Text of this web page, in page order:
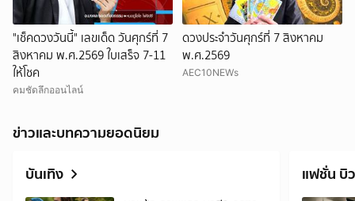
"เช็คดวงวันนี้" เลขเด็ด วันศุกร์ที่ 7
สิงหาคม พ.ศ.2569 ใบเสร็จ 7-11
ให้โชค
คมชัดลึกออนไลน์
ดวงประจำวันศุกร์ที่ 7 สิงหาคม
พ.ศ.2569
AEC10NEWs
ข่าวและบทความยอดนิยม
บันเทิง
แฟชั่น บิ